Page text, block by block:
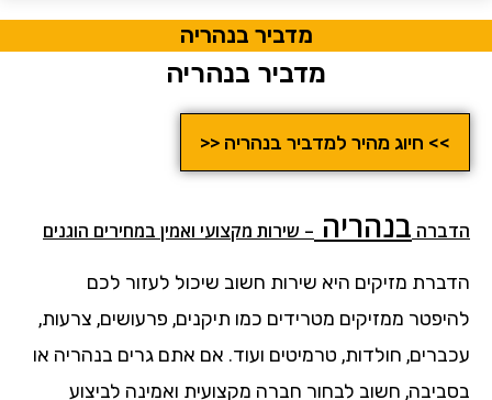
מדביר בנהריה
מדביר בנהריה
>> חיוג מהיר למדביר בנהריה <<
הדברה בנהריה – שירות מקצועי ואמין במחירים הוגנים
הדברת מזיקים היא שירות חשוב שיכול לעזור לכם
להיפטר ממזיקים מטרידים כמו תיקנים, פרעושים, צרעות,
עכברים, חולדות, טרמיטים ועוד. אם אתם גרים בנהריה או
בסביבה, חשוב לבחור חברה מקצועית ואמינה לביצוע